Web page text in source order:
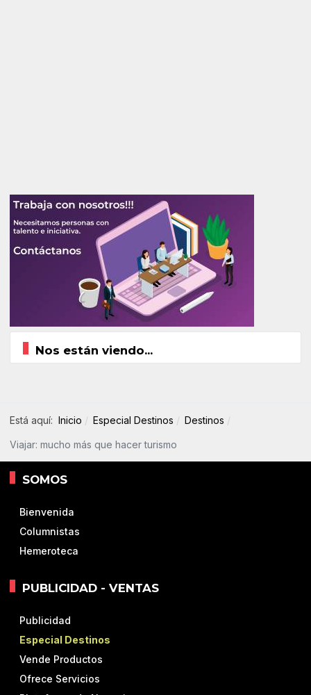
Nos están viendo...
Está aquí: Inicio Especial Destinos Destinos
Viajar: mucho más que hacer turismo
SOMOS
Bienvenida
Columnistas
Hemeroteca
PUBLICIDAD - VENTAS
Publicidad
Especial Destinos
Vende Productos
Ofrece Servicios